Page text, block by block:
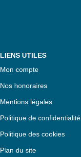
LIENS UTILES
Mon compte
Nos honoraires
Mentions légales
Politique de confidentialité
Politique des cookies
Plan du site